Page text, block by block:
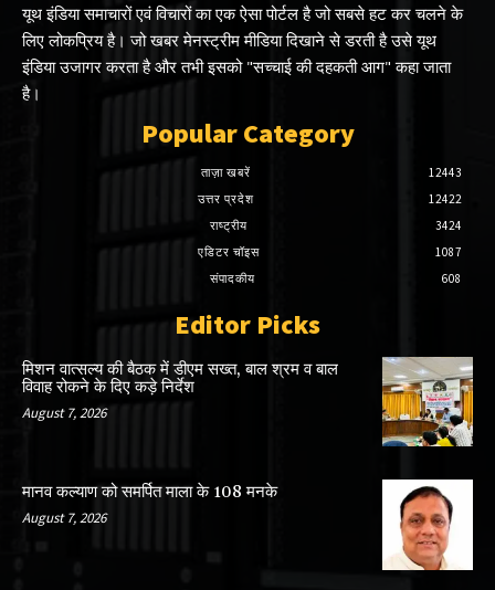
यूथ इंडिया समाचारों एवं विचारों का एक ऐसा पोर्टल है जो सबसे हट कर चलने के
लिए लोकप्रिय है। जो खबर मेनस्ट्रीम मीडिया दिखाने से डरती है उसे यूथ
इंडिया उजागर करता है और तभी इसको "सच्चाई की दहकती आग" कहा जाता
है।
Popular Category
ताज़ा खबरें
12443
उत्तर प्रदेश
12422
राष्ट्रीय
3424
एडिटर चॉइस
1087
संपादकीय
608
Editor Picks
मिशन वात्सल्य की बैठक में डीएम सख्त, बाल श्रम व बाल
विवाह रोकने के दिए कड़े निर्देश
August 7, 2026
मानव कल्याण को समर्पित माला के 108 मनके
August 7, 2026